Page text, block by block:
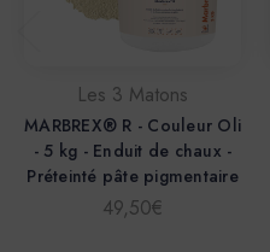
Les 3 Matons
MARBREX® R - Couleur Oli
- 5 kg - Enduit de chaux -
Préteinté pâte pigmentaire
49,50€